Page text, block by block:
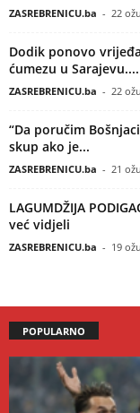
ZASREBRENICU.ba - 22
Dodik ponovo
ćumezu u Sarajevu....
ZASREBRENICU.ba - 22
“Da poručim
skup ako je...
ZASREBRENICU.ba - 21
LAGUMDŽIJA
već vidjeli
ZASREBRENICU.ba - 19
POPULARNO